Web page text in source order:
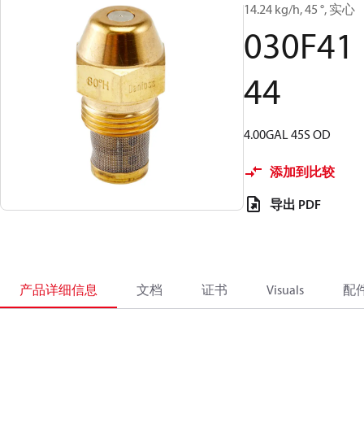
14.24 kg/h, 45 °, 实心
030F41
44
4.00GAL 45S OD
添加到比较
导出 PDF
产品详细信息 文档 证书 Visuals 配